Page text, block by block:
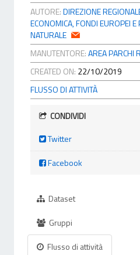
AUTORE:DIREZIONE
ECONOMICA, FONDI EUROPEI
NATURALE
MANUTENTORE:AREA PARCHI
CREATED ON: 22/10/2019
FLUSSO DI ATTIVITÀ
CONDIVIDI
Twitter
Facebook
Dataset
Gruppi
Flusso di attività